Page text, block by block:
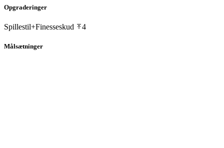
Opgraderinger
Spillestil+Finesseskud 4
Målsætninger